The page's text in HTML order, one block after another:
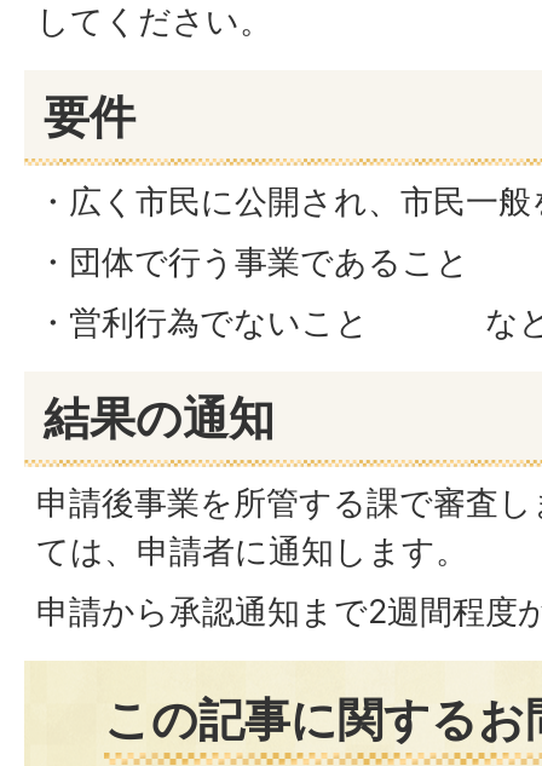
してください。
要件
・広く市民に公開され、市民一
・団体で行う事業であること
・営利行為でないこと な
結果の通知
申請後事業を所管する課で審査
ては、申請者に通知します。
申請から承認通知まで2週間程度
この記事に関する